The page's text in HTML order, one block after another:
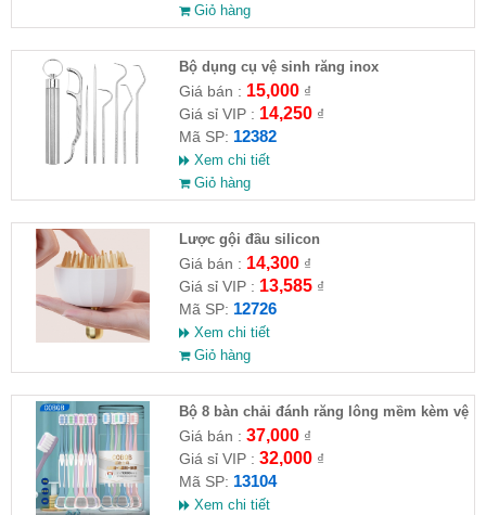
Giỏ hàng
Bộ dụng cụ vệ sinh răng inox
Giá bán : 15,000₫
Giá sỉ VIP : 14,250₫
Mã SP: 12382
Xem chi tiết
Giỏ hàng
Lược gội đầu silicon
Giá bán : 14,300₫
Giá sỉ VIP : 13,585₫
Mã SP: 12726
Xem chi tiết
Giỏ hàng
Bộ 8 bàn chải đánh răng lông mềm kèm vệ
sinh lưỡi
Giá bán : 37,000₫
Giá sỉ VIP : 32,000₫
Mã SP: 13104
Xem chi tiết